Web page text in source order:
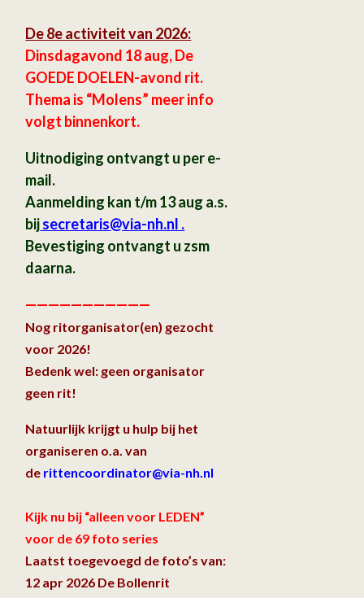
De 8e activiteit van 2026:
Dinsdagavond 18 aug, De
GOEDE DOELEN-avond rit.
Thema is “Molens” meer info
volgt binnenkort.
Uitnodiging ontvangt u per e-
mail.
Aanmelding kan t/m 13 aug a.s.
bijsecretaris@via-nh.nl .
Bevestiging ontvangt u zsm
daarna.
———————————
Nog ritorganisator(en) gezocht
voor 2026!
Bedenk wel: geen organisator
geen rit!
Natuurlijk krijgt u hulp bij het
organiseren o.a. van
de rittencoordinator@via-nh.nl
Kijk nu bij “alleen voor LEDEN”
voor de 69 foto series
Laatst toegevoegd de foto’s van:
12 apr 2026 De Bollenrit